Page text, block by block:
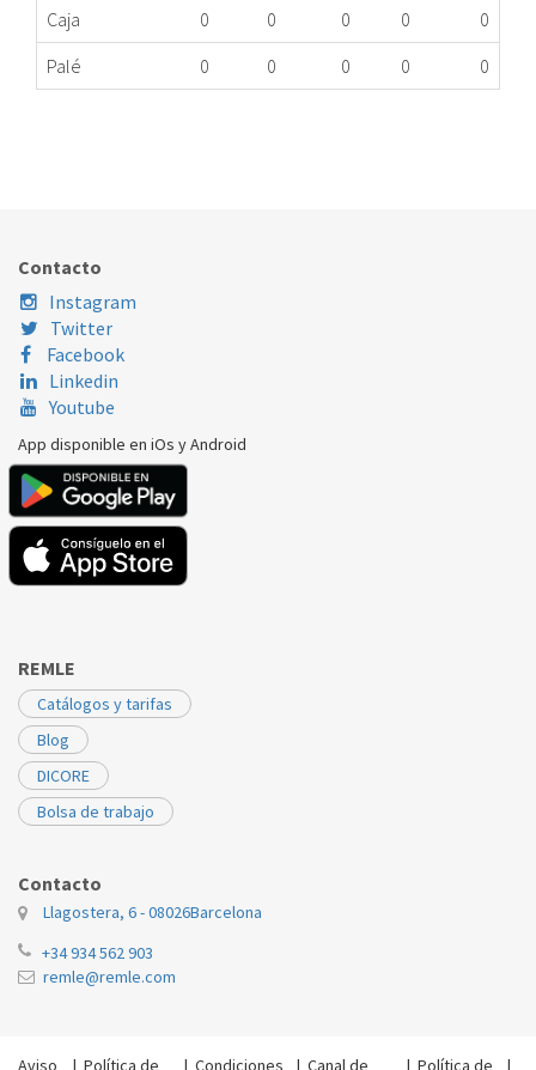
Caja
0 0 0 0
0
Palé
0 0 0 0 0
Contacto
Instagram
Twitter
Facebook
Linkedin
Youtube
App disponible en iOs y Android
REMLE
Catálogos y tarifas
Blog
DICORE
Bolsa de trabajo
Contacto
Llagostera, 6 - 08026Barcelona
+34 934 562 903
remle@remle.com
Aviso | Política de |Condiciones |Canal de | Política de |